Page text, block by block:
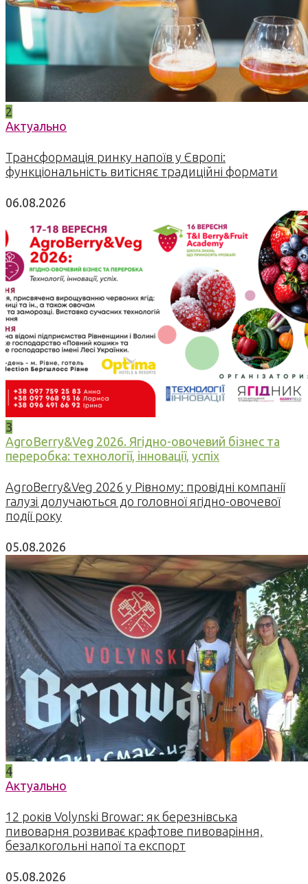
2
Актуально
Трансформація ринку напоїв у Європі:
функціональність витісняє традиційні формати
06.08.2026
3
AgroBerry&Veg 2026. Ягідно-овочевий бізнес та
переробка: технології, інновації, успіх
AgroBerry&Veg 2026 у Рівному: провідні компанії
галузі долучаються до головної ягідно-овочевої
події року
05.08.2026
4
Актуально
12 років Volynski Browar: як березнівська
пивоварня розвиває крафтове пивоваріння,
безалкогольні напої та експорт
05.08.2026